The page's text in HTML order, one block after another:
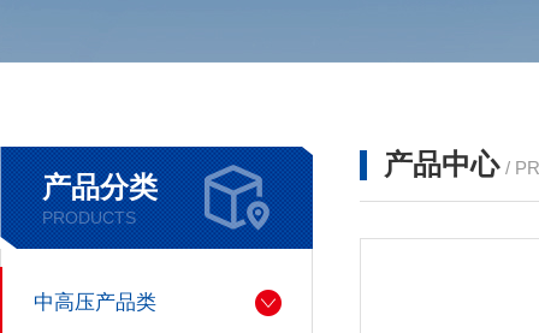
产品分类
PRODUCTS
中高压产品类
产品中心 /